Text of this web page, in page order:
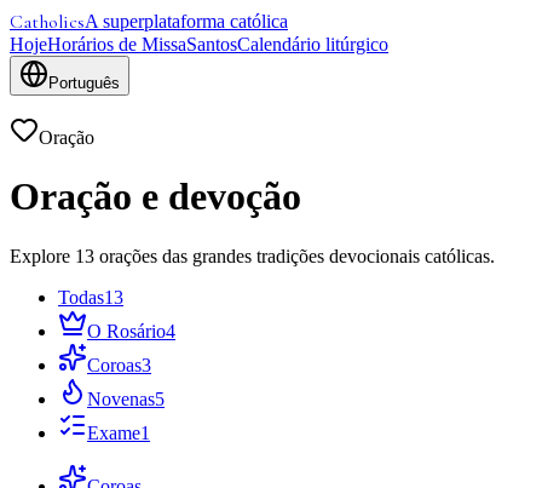
CatholicsA superplataforma católica
HojeHorários de MissaSantosCalendário litúrgico
Português
Oração
Oração e devoção
Explore 13 orações das grandes tradições devocionais católicas.
Todas13
O Rosário4
Coroas3
Novenas5
Exame1